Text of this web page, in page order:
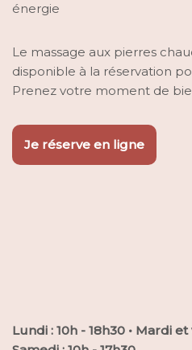
énergie
Le massage aux pierres
disponible à la réservation
Prenez votre moment de
Je réserve en ligne
Lundi : 10h - 18h30 • Mardi